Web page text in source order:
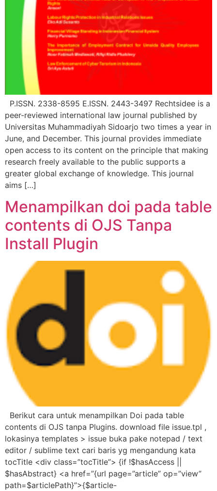
P.ISSN. 2338-8595 E.ISSN. 2443-3497 Rechtsidee is a
peer-reviewed international law journal published by
Universitas Muhammadiyah Sidoarjo two times a year in
June, and December. This journal provides immediate
open access to its content on the principle that making
research freely available to the public supports a
greater global exchange of knowledge. This journal
aims […]
Menampilkan doi pada table
contents di OJS Tanpa
Install Plugin
Berikut cara untuk menampilkan Doi pada table
contents di OJS tanpa Plugins. download file issue.tpl ,
lokasinya templates > issue buka pake notepad / text
editor / sublime text cari baris yg mengandung kata
tocTitle <div class=”tocTitle”> {if !$hasAccess ||
$hasAbstract} <a href=”{url page=”article” op=”view”
path=$articlePath}”>{$article-